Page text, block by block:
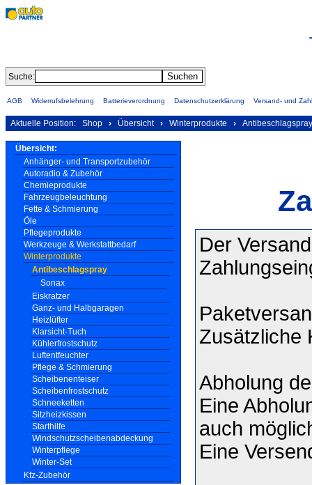
Suche:
AGB Widerrufsbelehrung Batterieverordnung Datenschutzerklärung Versand- und
Aktuelle Position: Shop › Übersicht › Winterprodukte › Antibeschlagspray
Übersicht:
Anhänger- und Transportzubehör
Autoradio & Zubehör
Chemieprodukte
Fahrzeugbeleuchtung
Fette & Schmierung
Öle
Pflegeprodukte
Werkzeuge & Werkstattbedarf
Winterprodukte
Antibeschlagspray
Sonax
Eiskratzer
Ganz- und Halbgaragen
Heizlüfter
Klarsicht-Tuch
Kühlerfrostschutz
Luftentfeuchter
Pflege & Schmierung
Scheibenenteiser
Scheibenfrostschutz
Schneeketten
Sitzheizkissen
Starthilfe
Windschutzscheibenabdeckung
Winterpflege
Winter-Set
Kfz-Zubehör
Der
Zusätzliche
Abholung
Eine
auch
Eine